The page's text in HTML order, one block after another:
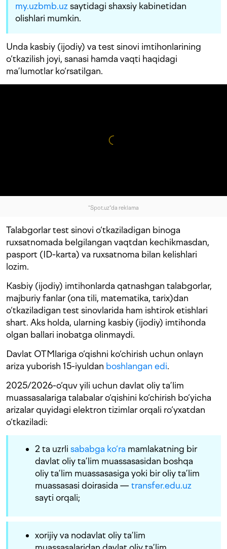
my.uzbmb.uzsaytidagi shaxsiy kabinetidan
olishlari mumkin.
Unda kasbiy (ijodiy) va test sinovi imtihonlarining
o‘tkazilish joyi, sanasi hamda vaqti haqidagi
ma’lumotlar ko‘rsatilgan.
"Spot.uz"da reklama
Talabgorlar test sinovi o‘tkaziladigan binoga
ruxsatnomada belgilangan vaqtdan kechikmasdan,
pasport (ID-karta) va ruxsatnoma bilan kelishlari
lozim.
Kasbiy (ijodiy) imtihonlarda qatnashgan talabgorlar,
majburiy fanlar (ona tili, matematika, tarix)dan
o‘tkaziladigan test sinovlarida ham ishtirok etishlari
shart. Aks holda, ularning kasbiy (ijodiy) imtihonda
olgan ballari inobatga olinmaydi.
Davlat OTMlariga o‘qishni ko‘chirish uchun onlayn
ariza yuborish 15-iyuldan boshlangan edi.
2025/2026-o‘quv yili uchun davlat oliy ta’lim
muassasalariga talabalar o‘qishini ko‘chirish bo‘yicha
arizalar quyidagi elektron tizimlar orqali ro‘yxatdan
o‘tkaziladi:
2 ta uzrli sababga ko‘ra mamlakatning bir
davlat oliy ta’lim muassasasidan boshqa
oliy ta’lim muassasasiga yoki bir oliy ta’lim
muassasasi doirasida —transfer.edu.uz
sayti orqali;
xorijiy va nodavlat oliy ta’lim